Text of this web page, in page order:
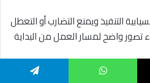
التنفيذ ويمنع التضارب أو التعطل
تصور واضح لمسار العمل من البداية